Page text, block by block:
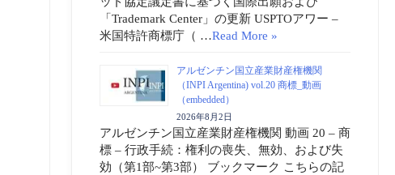
「Trademark Center」の更新 USPTOアワー –
米国特許商標庁（ …Read More »
アルゼンチン国立産業財産権機関
（INPI Argentina) vol.20 商標_動画
（embedded）
2026年8月2日
アルゼンチン国立産業財産権機関 動画 20 – 商
標 – 行政手続：権利の喪失、無効、および失
効（第1部~第3部） ブックマーク こちらの記